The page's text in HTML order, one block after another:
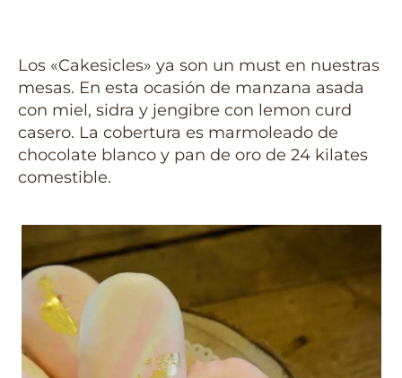
Los «Cakesicles» ya son un must en nuestras
mesas. En esta ocasión de manzana asada
con miel, sidra y jengibre con lemon curd
casero. La cobertura es marmoleado de
chocolate blanco y pan de oro de 24 kilates
comestible.